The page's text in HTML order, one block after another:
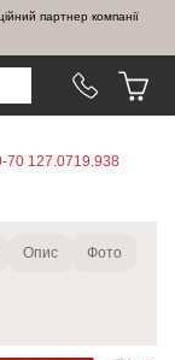
партнер компанії
70 127.0719.938
Опис Фото